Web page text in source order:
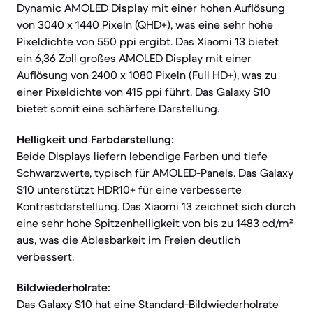
Dynamic AMOLED Display mit einer hohen Auflösung
von 3040 x 1440 Pixeln (QHD+), was eine sehr hohe
Pixeldichte von 550 ppi ergibt. Das Xiaomi 13 bietet
ein 6,36 Zoll großes AMOLED Display mit einer
Auflösung von 2400 x 1080 Pixeln (Full HD+), was zu
einer Pixeldichte von 415 ppi führt. Das Galaxy S10
bietet somit eine schärfere Darstellung.
Helligkeit und Farbdarstellung:
Beide Displays liefern lebendige Farben und tiefe
Schwarzwerte, typisch für AMOLED-Panels. Das Galaxy
S10 unterstützt HDR10+ für eine verbesserte
Kontrastdarstellung. Das Xiaomi 13 zeichnet sich durch
eine sehr hohe Spitzenhelligkeit von bis zu 1483 cd/m²
aus, was die Ablesbarkeit im Freien deutlich
verbessert.
Bildwiederholrate:
Das Galaxy S10 hat eine Standard-Bildwiederholrate